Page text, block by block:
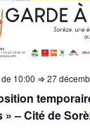
» – Cité de
10:00 ⇒27